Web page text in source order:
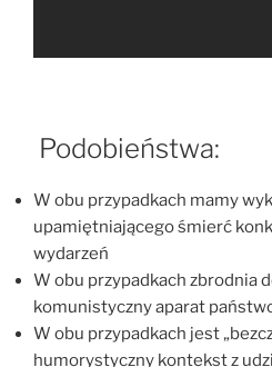
Podobieństwa:
W obu przypadkach mamy
upamiętniającego śmierć
wydarzeń
W obu przypadkach zbrodnia
komunistyczny aparat
W obu przypadkach jest
humorystyczny kontekst z